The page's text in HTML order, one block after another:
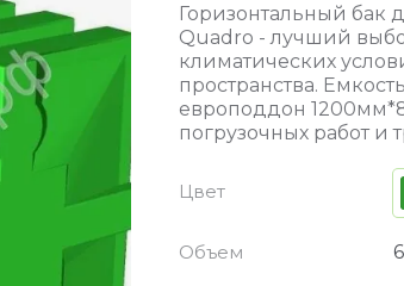
Горизонтальный бак
Quadro - лучший
климатических
пространства.
европоддон
погрузочных работ и
Цвет
Объем